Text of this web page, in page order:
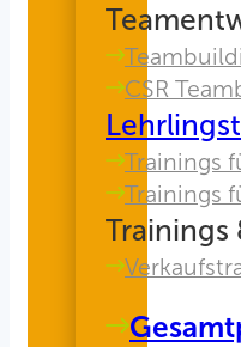
CSR
Trainings
Trainings
Trainings